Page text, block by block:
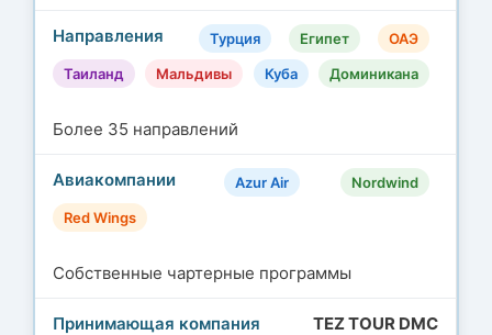
Турция Египет
ОАЭ
Таиланд
Мальдивы Куба Доминикана
Более 35 направлений
Azur Air
Nordwind
Red Wings
Собственные чартерные программы
TEZ TOUR DMC